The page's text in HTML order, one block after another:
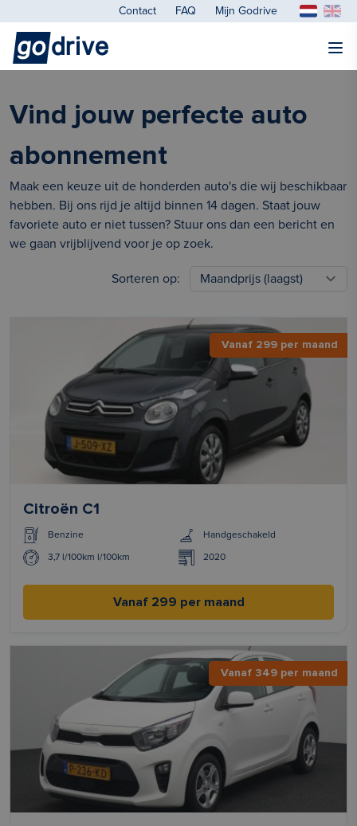
Contact FAQ Mijn Godrive
Vind jouw perfecte auto
abonnement
Maak een keuze uit de honderden auto's die wij beschikbaar
hebben. Bij ons rijd je altijd binnen 14 dagen. Staat jouw
favoriete auto er niet tussen? Stuur ons dan een bericht en
we gaan vrijblijvend voor je op zoek.
Sorteren op:
Vanaf 299 per maand
Citroën C1
Benzine Handgeschakeld
3,7 l/100km l/100km 2020
Vanaf 299 per maand
Vanaf 349 per maand